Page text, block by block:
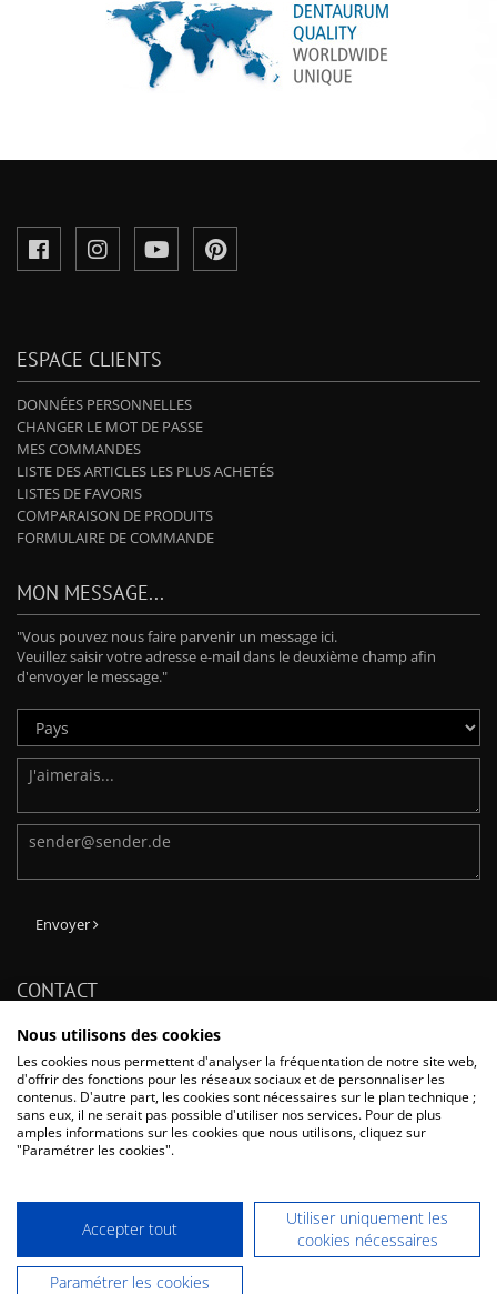
ESPACE CLIENTS
DONNÉES PERSONNELLES
CHANGER LE MOT DE PASSE
MES COMMANDES
LISTE DES ARTICLES LES PLUS ACHETÉS
LISTES DE FAVORIS
COMPARAISON DE PRODUITS
FORMULAIRE DE COMMANDE
MON MESSAGE...
"Vous pouvez nous faire parvenir un message ici.
Veuillez saisir votre adresse e-mail dans le deuxième champ afin
d'envoyer le message."
Envoyer
CONTACT
Phone: + 33 (0) 1 64 11 26 26
Fax: + 33 (0) 1 60 17 43 47
E-Mail:info@dentaurum.fr
Dentaurum France SAS
Boulevard du Courcerin / Allée des Voyageurs CS 60068, 77437 Marne-
La-Vallée Cedex 2, France
- Tous les prix s'entendent hors TVA -
Nous utilisons des cookies
Les cookies nous permettent d'analyser la fréquentation de notre site web,
d'offrir des fonctions pour les réseaux sociaux et de personnaliser les
contenus. D'autre part, les cookies sont nécessaires sur le plan technique ;
sans eux, il ne serait pas possible d'utiliser nos services. Pour de plus
amples informations sur les cookies que nous utilisons, cliquez sur
"Paramétrer les cookies".
Accepter tout
Utiliser uniquement les
cookies nécessaires
Paramétrer les cookies